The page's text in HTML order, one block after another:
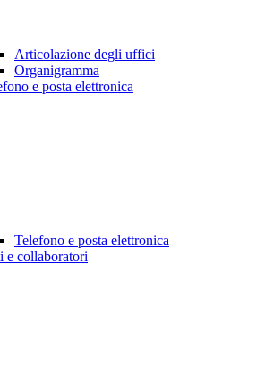
Articolazione degli uffici
Organigramma
e posta elettronica
Telefono e posta elettronica
e collaboratori